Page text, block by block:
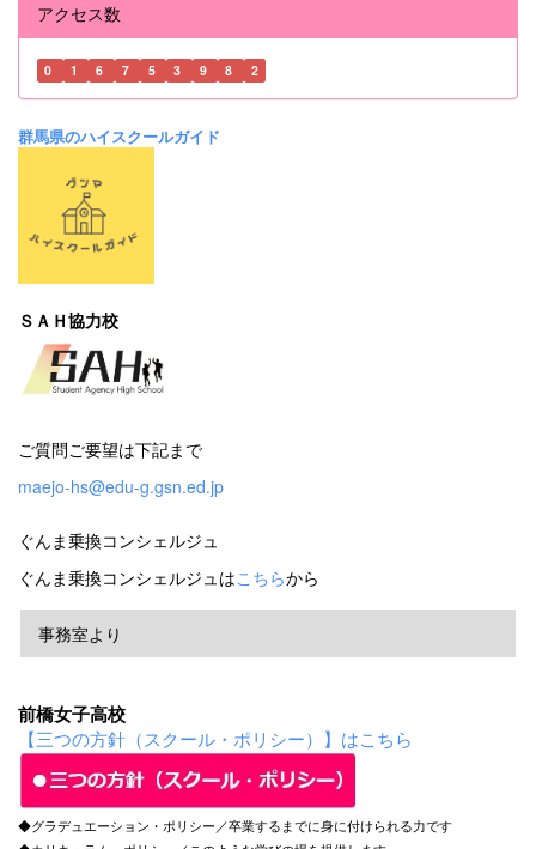
アクセス数
0 1 6 7 5 3 9 8 2
群馬県のハイスクールガイド
ＳＡＨ協力校
ご質問ご要望は下記まで
maejo-hs@edu-g.gsn.ed.jp
ぐんま乗換コンシェルジュ
ぐんま乗換コンシェルジュはこちらから
事務室より
前橋女子高校
【三つの方針（スクール・ポリシー）】はこちら
◆グラデュエーション・ポリシー／卒業するまでに身に付けられる力です